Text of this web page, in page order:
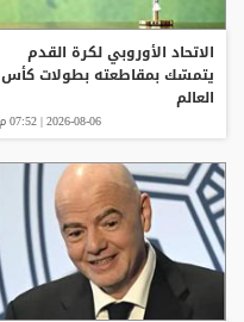
الاتحاد الأوروبي لكرة القدم
يتمسّك بمقاطعته بطولات كأس
العالم
2026-08-06 | 07:52 م